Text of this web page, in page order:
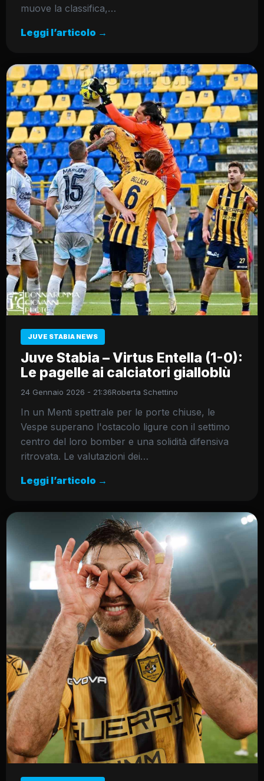
muove la classifica,…
Leggi l’articolo →
JUVE STABIA NEWS
Juve Stabia – Virtus Entella (1-0):
Le pagelle ai calciatori gialloblù
24 Gennaio 2026 - 21:36Roberta Schettino
In un Menti spettrale per le porte chiuse, le
Vespe superano l'ostacolo ligure con il settimo
centro del loro bomber e una solidità difensiva
ritrovata. Le valutazioni dei…
Leggi l’articolo →